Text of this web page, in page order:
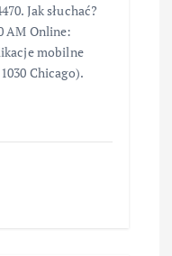
Jak słuchać?
AM Online:
mobilne
Chicago).